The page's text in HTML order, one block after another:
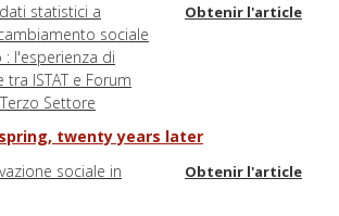
statistici a
sociale
l'esperienza di
ISTAT e Forum
Settore
Obtenir l'article
twenty years later
sociale in
Obtenir l'article